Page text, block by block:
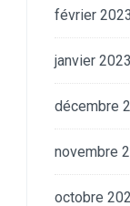
février 2023
janvier 2023
décembre
novembre
octobre